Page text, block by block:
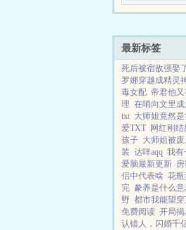
最新标签
死后被宿敌强娶
罗娜穿越成精灵
毒女配 帝君他
理 在哨向文里
txt 大师姐竟然
爱TXT 网红刚
孩子 大师姐被
装 达咩aqq 我有
爱脑最新更新
侣中代表啥 花
完 豢养是什么
野 都市我能望
免费阅读 开局
认错人，闪婚千